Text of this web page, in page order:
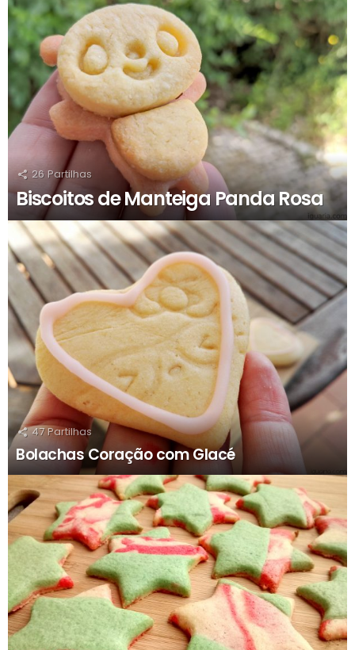
26 Partilhas
Biscoitos de Manteiga Panda Rosa
47 Partilhas
Bolachas Coração com Glacé